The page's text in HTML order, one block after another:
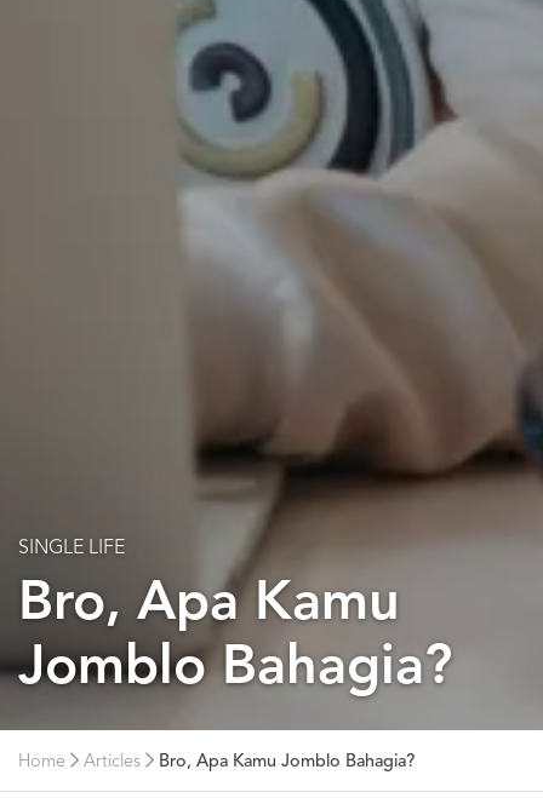
SINGLE LIFE
Bro, Apa Kamu
Jomblo Bahagia?
Home Articles Bro, Apa Kamu Jomblo Bahagia?